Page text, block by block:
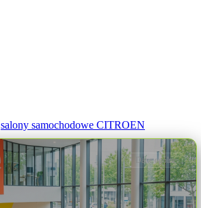
salony samochodowe CITROEN
Dane ogólne